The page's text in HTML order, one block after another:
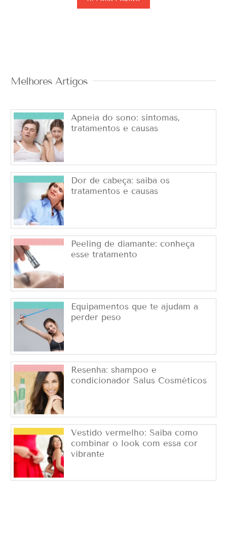
Melhores Artigos
Apneia do sono: sintomas,
tratamentos e causas
Dor de cabeça: saiba os
tratamentos e causas
Peeling de diamante: conheça
esse tratamento
Equipamentos que te ajudam a
perder peso
Resenha: shampoo e
condicionador Salus Cosméticos
Vestido vermelho: Saiba como
combinar o look com essa cor
vibrante